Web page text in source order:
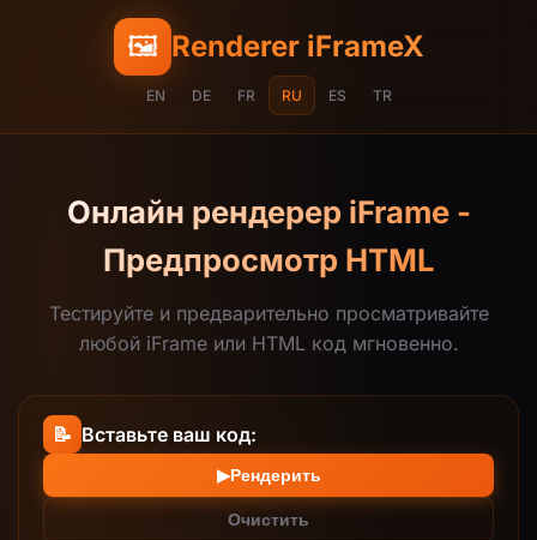
🖼️ Renderer iFrameX
EN DE FR RU ES TR
Онлайн рендерер iFrame -
Предпросмотр HTML
Тестируйте и предварительно просматривайте
любой iFrame или HTML код мгновенно.
📝 Вставьте ваш код:
▶Рендерить
Очистить